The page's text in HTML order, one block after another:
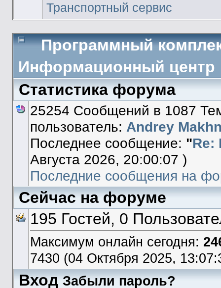
Транспортный сервис
Программный
Информационный центр
Статистика форума
25254 Сообщений в 1087
пользователь: Andrey
Последнее сообщение: "Re:
Августа 2026, 20:00:07 )
Последние сообщения на
Сейчас на форуме
195 Гостей, 0
Максимум онлайн сегодня:
7430 (04 Октября 2025,
ВходЗабыли пароль?